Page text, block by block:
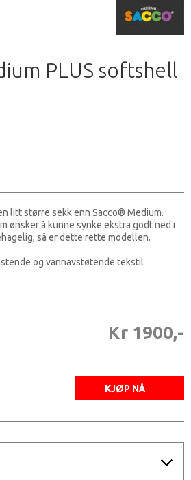
PLUS softshell
litt større sekk enn Sacco® Medium.
ønsker å kunne synke ekstra godt ned i
så er dette rette modellen.
og vannavstøtende tekstil
Kr 1900,-